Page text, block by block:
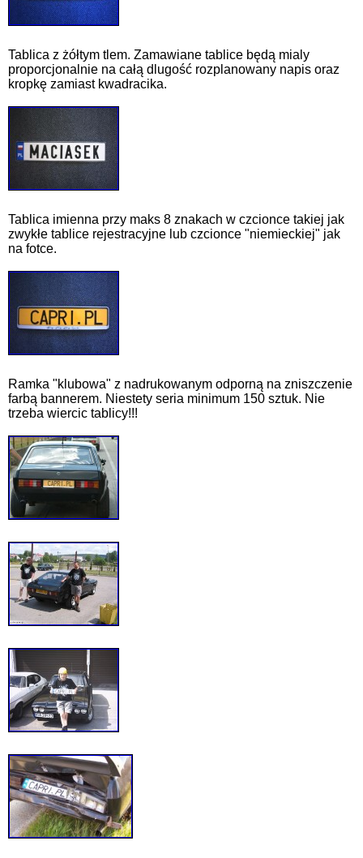
Tablica z żółtym tlem. Zamawiane tablice będą mialy
proporcjonalnie na całą dlugość rozplanowany napis oraz
kropkę zamiast kwadracika.
Tablica imienna przy maks 8 znakach w czcionce takiej jak
zwykłe tablice rejestracyjne lub czcionce "niemieckiej" jak
na fotce.
Ramka "klubowa" z nadrukowanym odporną na zniszczenie
farbą bannerem. Niestety seria minimum 150 sztuk. Nie
trzeba wiercic tablicy!!!